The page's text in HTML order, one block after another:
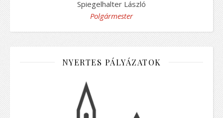
Spiegelhalter László
Polgármester
NYERTES PÁLYÁZATOK